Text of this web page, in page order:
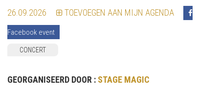
26.09.2026 TOEVOEGEN AAN MIJN AGENDA
Facebook event
CONCERT
GEORGANISEERD DOOR : STAGE MAGIC